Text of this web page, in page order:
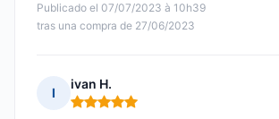
Publicado el 07/07/2023 à 10h39
tras una compra de 27/06/2023
I
ivan H.
Nota: 5 de 5